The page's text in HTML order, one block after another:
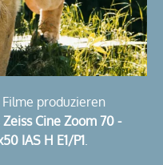
produzieren
Zeiss Cine Zoom 70 -
IAS H E1/P1.